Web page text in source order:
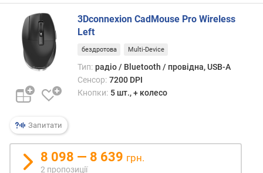
t
o
t
h
т
х
н
о
л
о
Запитати
3Dconnexion CadMouse Pro Wireless
Left
бездротова Multi-Device
Тип: радіо / Bluetooth / провідна, USB-A
Сенсор: 7200 DPI
Кнопки: 5 шт., + колесо
8 098 — 8 639 грн.
2 пропозиції